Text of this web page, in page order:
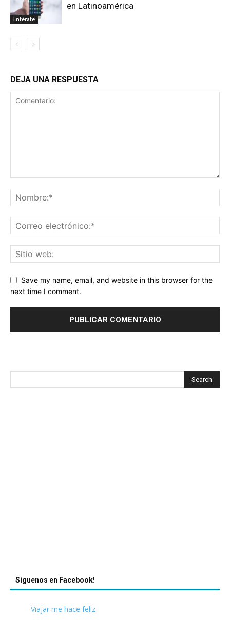
Entérate
en Latinoamérica
DEJA UNA RESPUESTA
Save my name, email, and website in this browser for the
next time I comment.
Síguenos en Facebook!
Viajar me hace feliz